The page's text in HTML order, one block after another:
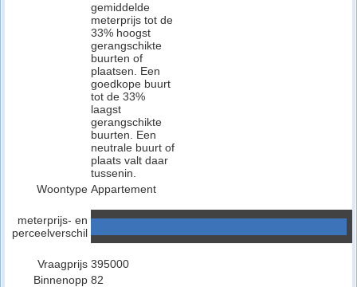
gemiddelde
meterprijs tot de
33% hoogst
gerangschikte
buurten of
plaatsen. Een
goedkope buurt
tot de 33%
laagst
gerangschikte
buurten. Een
neutrale buurt of
plaats valt daar
tussenin.
Woontype Appartement
meterprijs- en
perceelverschil
Vraagprijs 395000
Binnenopp 82